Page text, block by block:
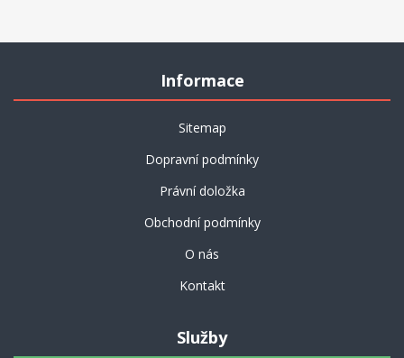
Informace
Sitemap
Dopravní podmínky
Právní doložka
Obchodní podmínky
O nás
Kontakt
Služby